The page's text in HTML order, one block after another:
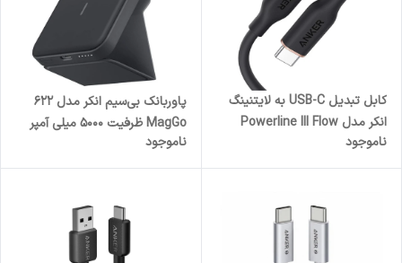
کابل تبدیل USB-C به لایتنینگ
انکر مدل Powerline III Flow
A8662 طول 0.9 متر
ناموجود
پاوربانک بی‌سیم انکر مدل 622
MagGo ظرفیت 5000 میلی آمپر
ساعت
ناموجود